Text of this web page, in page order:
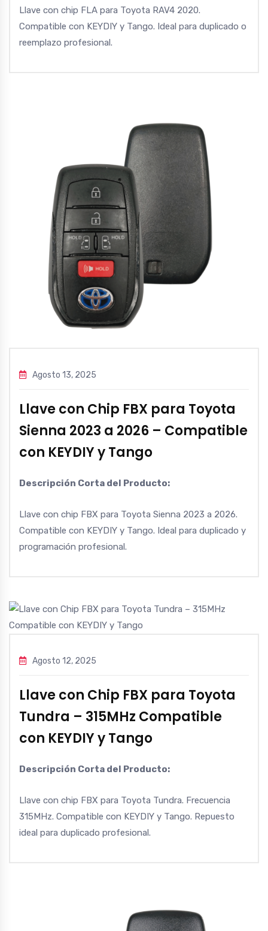
Llave con chip FLA para Toyota RAV4 2020.
Compatible con KEYDIY y Tango. Ideal para duplicado o
reemplazo profesional.
Agosto 13, 2025
Llave con Chip FBX para Toyota
Sienna 2023 a 2026 – Compatible
con KEYDIY y Tango
Descripción Corta del Producto:
Llave con chip FBX para Toyota Sienna 2023 a 2026.
Compatible con KEYDIY y Tango. Ideal para duplicado y
programación profesional.
Agosto 12, 2025
Llave con Chip FBX para Toyota
Tundra – 315MHz Compatible
con KEYDIY y Tango
Descripción Corta del Producto:
Llave con chip FBX para Toyota Tundra. Frecuencia
315MHz. Compatible con KEYDIY y Tango. Repuesto
ideal para duplicado profesional.